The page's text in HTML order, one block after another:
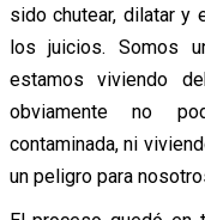
sido chutear, dilatar y
los juicios. Somos
estamos viviendo
obviamente no
contaminada, ni
un peligro para